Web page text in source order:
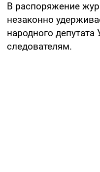
В распоряжение
незаконно
народного
следователям.